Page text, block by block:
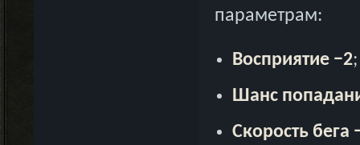
параметрам:
Восприятие −2;
Шанс
Скорость бега